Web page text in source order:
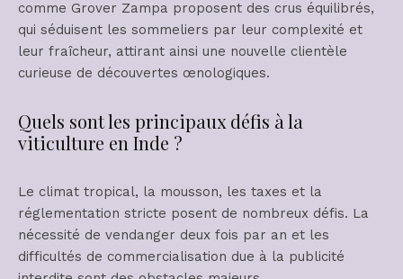
comme Grover Zampa proposent des crus équilibrés,
qui séduisent les sommeliers par leur complexité et
leur fraîcheur, attirant ainsi une nouvelle clientèle
curieuse de découvertes œnologiques.
Quels sont les principaux défis à la
viticulture en Inde ?
Le climat tropical, la mousson, les taxes et la
réglementation stricte posent de nombreux défis. La
nécessité de vendanger deux fois par an et les
difficultés de commercialisation due à la publicité